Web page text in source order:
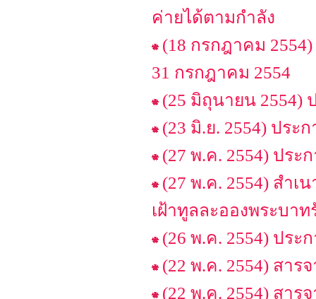
ค่ายได้ตามกำลัง
(18 กรกฎาคม
31 กรกฎาคม 2554
(25 มิถุนายน
(23 มิ.ย. 2554) ปร
(27 พ.ค. 2554) ประ
(27 พ.ค. 2554) สำ
เฝ้าทูลละอองพระบา
(26 พ.ค. 2554) ปร
(22 พ.ค. 2554) สา
(22 พ.ค. 2554) สา